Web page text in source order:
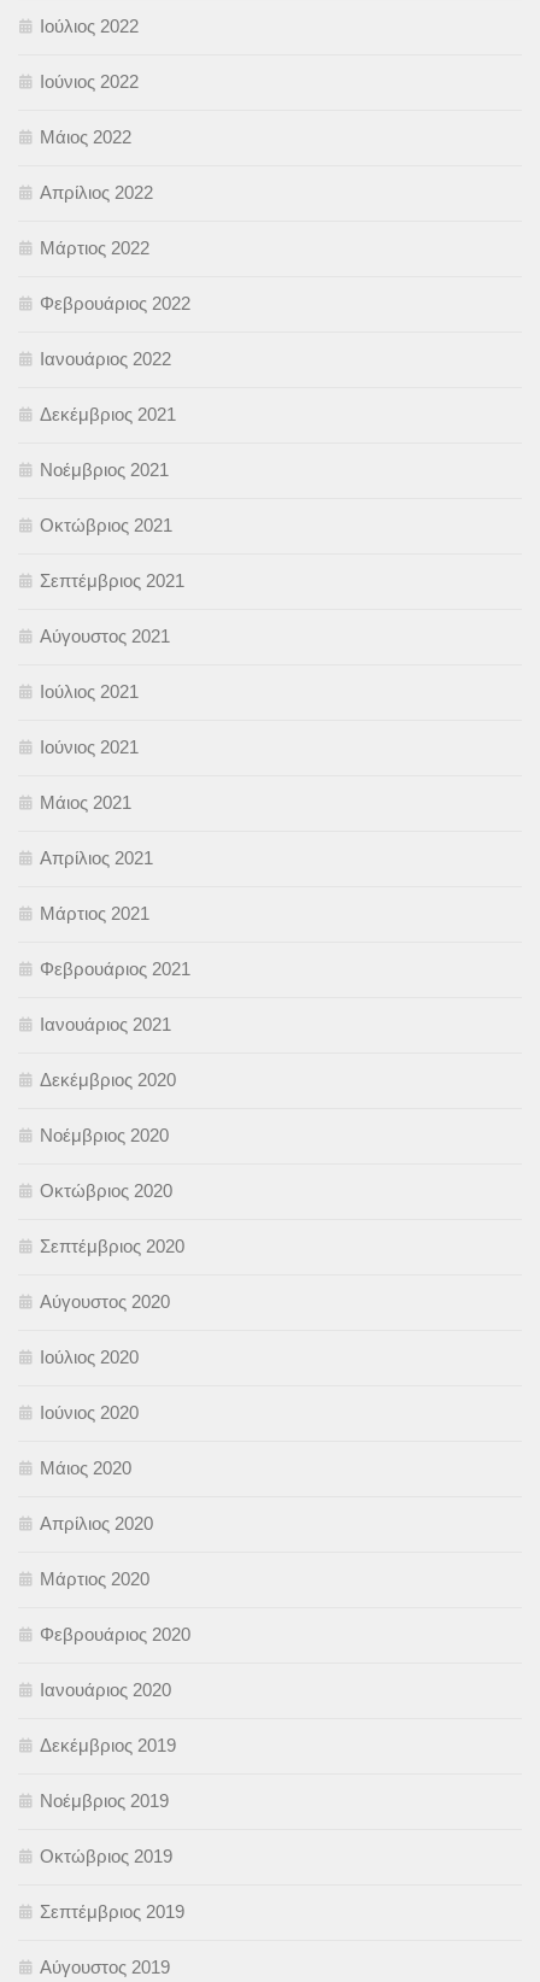
Ιούλιος 2022
Ιούνιος 2022
Μάιος 2022
Απρίλιος 2022
Μάρτιος 2022
Φεβρουάριος 2022
Ιανουάριος 2022
Δεκέμβριος 2021
Νοέμβριος 2021
Οκτώβριος 2021
Σεπτέμβριος 2021
Αύγουστος 2021
Ιούλιος 2021
Ιούνιος 2021
Μάιος 2021
Απρίλιος 2021
Μάρτιος 2021
Φεβρουάριος 2021
Ιανουάριος 2021
Δεκέμβριος 2020
Νοέμβριος 2020
Οκτώβριος 2020
Σεπτέμβριος 2020
Αύγουστος 2020
Ιούλιος 2020
Ιούνιος 2020
Μάιος 2020
Απρίλιος 2020
Μάρτιος 2020
Φεβρουάριος 2020
Ιανουάριος 2020
Δεκέμβριος 2019
Νοέμβριος 2019
Οκτώβριος 2019
Σεπτέμβριος 2019
Αύγουστος 2019